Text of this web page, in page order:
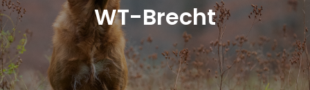
WT-Brecht